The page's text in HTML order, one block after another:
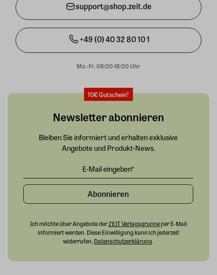
support@shop.zeit.de
+49 (0) 40 32 80 10 1
Mo.-Fr. 08:00-18:00 Uhr
10€ Gutschein¹
Newsletter abonnieren
Bleiben Sie informiert und erhalten exklusive
Angebote und Produkt-News.
Abonnieren
Ich möchte über Angebote derZEIT Verlagsgruppeper E-Mail
informiert werden. Diese Einwilligung kann ich jederzeit
widerrufen. Datenschutzerklärung.